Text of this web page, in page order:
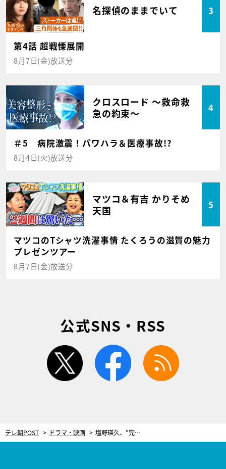
名探偵のままでいて 3
第4話 超戦慄展開
8月7日(金)放送分
クロスロード ～救命救
急の約束～
4
＃5 病院激震！パワハラ＆医療事故!?
8月4日(火)放送分
マツコ＆有吉 かりそめ
天国
5
マツコのTシャツ洗濯事情 たくろうの滋賀の魅力
プレゼンツアー
8月7日(金)放送分
公式SNS・RSS
twitter facebook
テレ朝POST ドラマ・映画 塩野瑛久、“完璧すぎる帝”とのギャップがすごい！令和に転生したら（？）営業ユーモアでだだスベり「ドラえもんの…」＜無能の鷹＞